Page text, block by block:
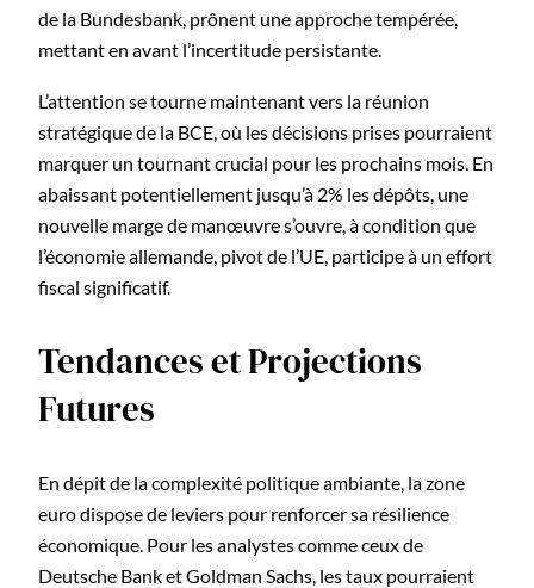
de la Bundesbank, prônent une approche tempérée,
mettant en avant l’incertitude persistante.
L’attention se tourne maintenant vers la réunion
stratégique de la BCE, où les décisions prises pourraient
marquer un tournant crucial pour les prochains mois. En
abaissant potentiellement jusqu’à 2% les dépôts, une
nouvelle marge de manœuvre s’ouvre, à condition que
l’économie allemande, pivot de l’UE, participe à un effort
fiscal significatif.
Tendances et Projections
Futures
En dépit de la complexité politique ambiante, la zone
euro dispose de leviers pour renforcer sa résilience
économique. Pour les analystes comme ceux de
Deutsche Bank et Goldman Sachs, les taux pourraient